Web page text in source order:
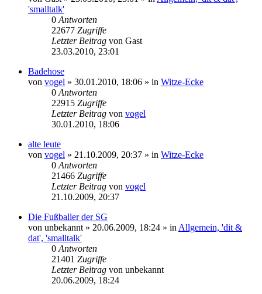
'smalltalk'
0 Antworten
22677 Zugriffe
Letzter Beitrag von Gast
23.03.2010, 23:01
Badehose
von vogel » 30.01.2010, 18:06 » in Witze-Ecke
0 Antworten
22915 Zugriffe
Letzter Beitrag von vogel
30.01.2010, 18:06
alte leute
von vogel » 21.10.2009, 20:37 » in Witze-Ecke
0 Antworten
21466 Zugriffe
Letzter Beitrag von vogel
21.10.2009, 20:37
Die Fußballer der SG
von unbekannt » 20.06.2009, 18:24 » in Allgemein, 'dit &
dat', 'smalltalk'
0 Antworten
21401 Zugriffe
Letzter Beitrag von unbekannt
20.06.2009, 18:24